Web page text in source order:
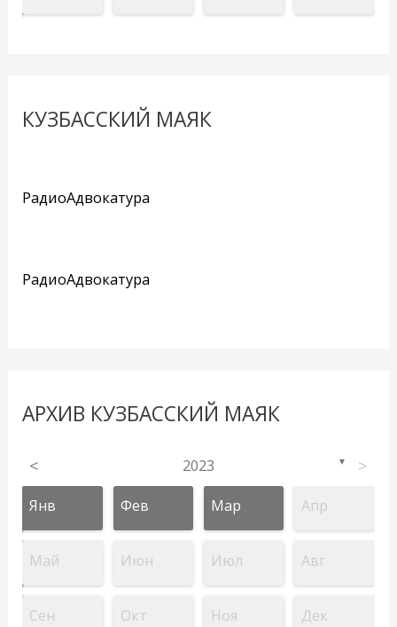
КУЗБАССКИЙ МАЯК
РадиоАдвокатура
РадиоАдвокатура
АРХИВ КУЗБАССКИЙ МАЯК
< 2023 ▼ >
Янв Фев Мар Апр
Май Июн Июл Авг
Сен Окт Ноя Дек